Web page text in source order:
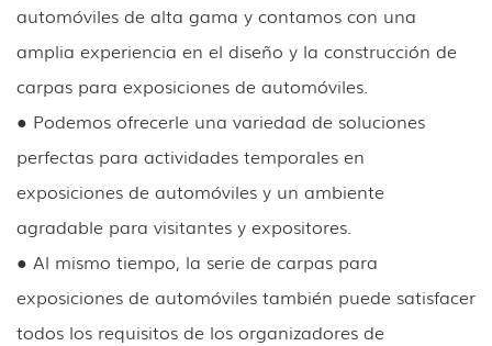
automóviles de alta gama y contamos con una
amplia experiencia en el diseño y la construcción de
carpas para exposiciones de automóviles.
● Podemos ofrecerle una variedad de soluciones
perfectas para actividades temporales en
exposiciones de automóviles y un ambiente
agradable para visitantes y expositores.
● Al mismo tiempo, la serie de carpas para
exposiciones de automóviles también puede satisfacer
todos los requisitos de los organizadores de